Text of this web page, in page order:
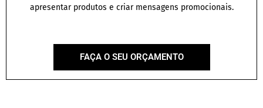
apresentar produtos e criar mensagens promocionais.
FAÇA O SEU ORÇAMENTO